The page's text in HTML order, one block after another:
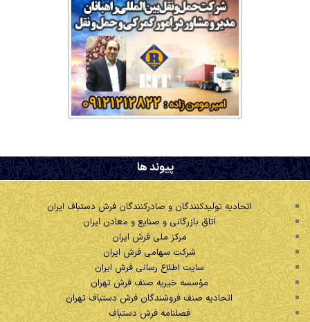
. پیوند ها
اتحادیه تولیدکنندگان و صادرکنندگان فرش دستباف ایران
اتاق بازرگانی و صنایع و معادن ایران
مرکز ملی فرش ایران
شرکت سهامی فرش ایران
سایت اطلاع رسانی فرش ایران
مؤسسه خیریه صنف فرش تهران
اتحادیه صنف فروشندگان فرش دستباف تهران
فصلنامه فرش دستباف